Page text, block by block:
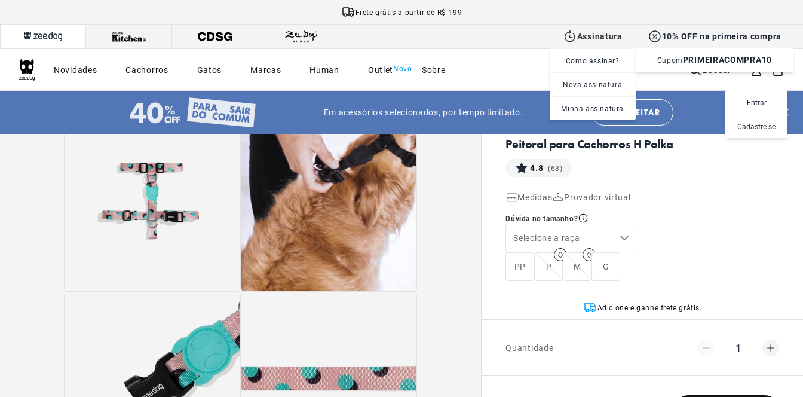
Frete grátis a partir de R$ 199
Assinatura
Como assinar?
Nova assinatura
Minha assinatura
10% OFF na primeira compra
CupomPRIMEIRACOMPRA10
Novidades
Cachorros Gatos Marcas Human Outlet Sobre
Entrar
Cadastre-se
Em acessórios selecionados, por tempo limitado. APROVEITAR
Cachorros|Acessórios|Peitorais
Peitoral para Cachorros H Polka
4.8 (63)
Medidas Provador virtual
Dúvida no tamanho?
Selecione a raça
PP P M G
Adicione e ganhe frete grátis.
Quantidade 1